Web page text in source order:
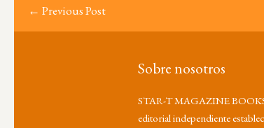
← Previous Post
Sobre nosotros
STAR-T MAGAZINE
editorial independiente